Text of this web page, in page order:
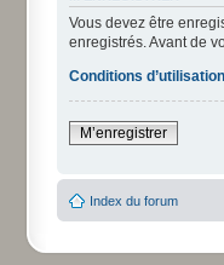
Vous devez être
enregistrés. Avant de
Conditions d’utilisation
M’enregistrer
Index du forum